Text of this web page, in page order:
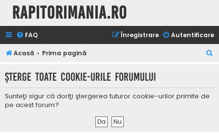
Rapitorimania.ro
FAQ Autentificare
Înregistrare
Acasă Prima pagină
t
Şterge toate cookie-urile forumului
Sunteţi sigur că doriţi ştergerea tuturor cookie-urilor primite de
pe acest forum?